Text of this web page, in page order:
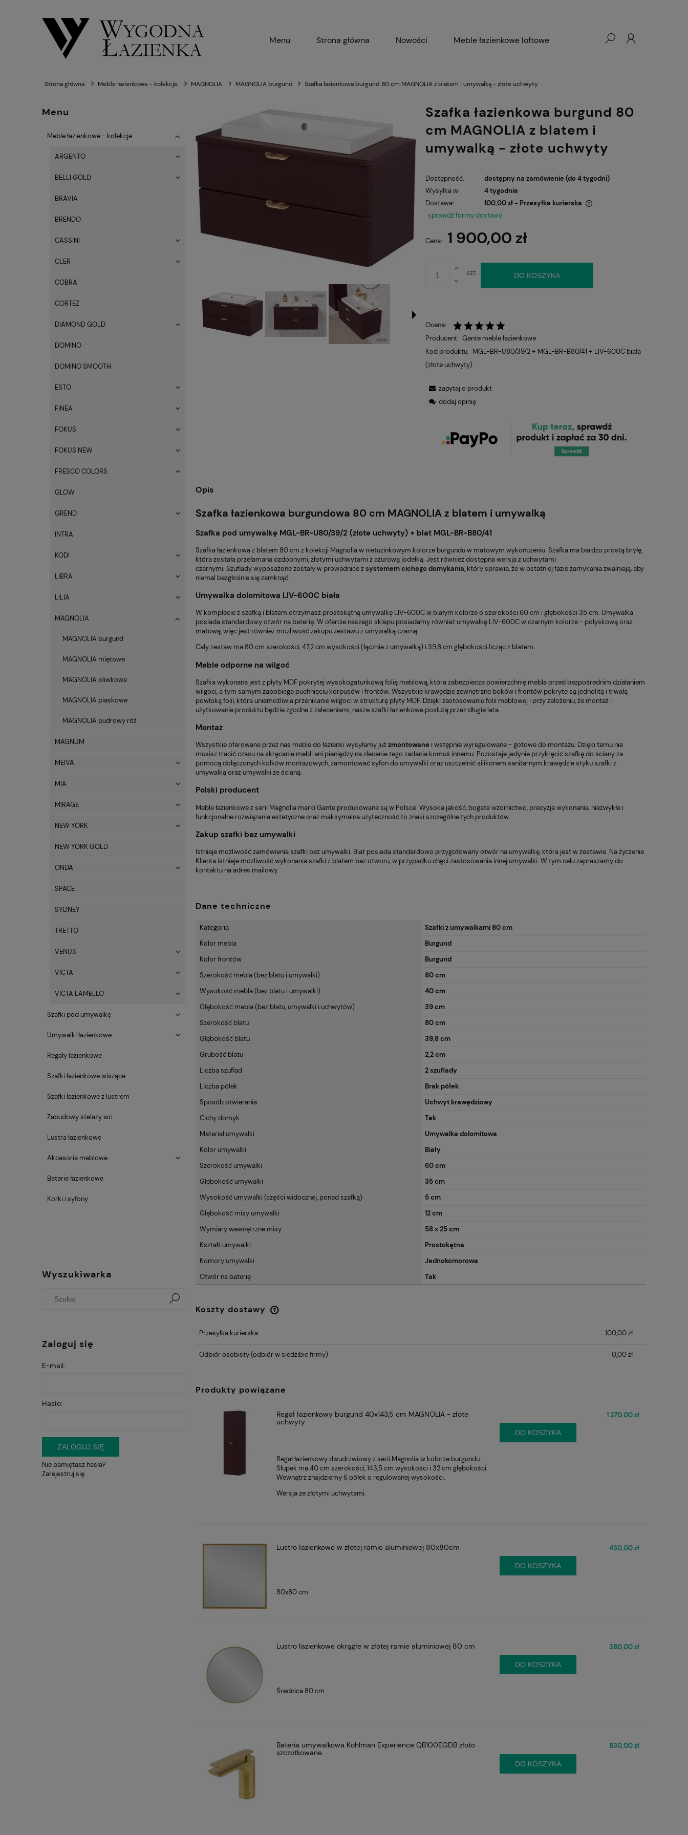
Menu Strona główna Nowości Meble łazienkowe loftowe
Strona główna Meble łazienkowe - kolekcje MAGNOLIA MAGNOLIA burgund Szafka łazienkowa burgund 80 cm MAGNOLIA z blatem i umywalką - złote uchwyty
Menu
Meble łazienkowe - kolekcje
ARGENTO
BELLI GOLD
BRAVIA
BRENDO
CASSINI
CLER
COBRA
CORTEZ
DIAMOND GOLD
DOMINO
DOMINO SMOOTH
ESTO
FINEA
FOKUS
FOKUS NEW
FRESCO COLORS
GLOW
GREND
INTRA
KODI
LIBRA
LILIA
MAGNOLIA
MAGNOLIA burgund
MAGNOLIA miętowe
MAGNOLIA oliwkowe
MAGNOLIA piaskowe
MAGNOLIA pudrowy róż
MAGNUM
MEIVA
MIA
MIRAGE
NEW YORK
NEW YORK GOLD
ONDA
SPACE
SYDNEY
TRETTO
VENUS
VICTA
VICTA LAMELLO
Szafki pod umywalkę
Umywalki łazienkowe
Regały łazienkowe
Szafki łazienkowe wiszące
Szafki łazienkowe z lustrem
Zabudowy stelaży wc
Lustra łazienkowe
Akcesoria meblowe
Baterie łazienkowe
Korki i syfony
Wyszukiwarka
Zaloguj się
E-mail:
Hasło:
ZALOGUJ SIĘ
Nie pamiętasz hasła?
Zarejestruj się
Szafka łazienkowa burgund 80
cm MAGNOLIA z blatem i
umywalką - złote uchwyty
Dostępność:
dostępny na zamówienie (do 4 tygodni)
Wysyłka w:
4 tygodnie
Dostawa:
100,00 zł - Przesyłka kurierska
płatności
sprawdź formy dostawy
Cena: 1 900,00 zł
szt. DO KOSZYKA
Ocena:
Producent: Gante meble łazienkowe
Kod produktu: MGL-BR-U80/39/2 + MGL-BR-B80/41 + LIV-600C biała
(złote uchwyty)
zapytaj o produkt
dodaj opinię
Opis
Szafka łazienkowa burgundowa 80 cm MAGNOLIA z blatem i umywalką
Szafka pod umywalkę MGL-BR-U80/39/2 (złote uchwyty) + blat MGL-BR-B80/41
Szafka łazienkowa z blatem 80 cm z kolekcji Magnolia w nietuzinkowym kolorze burgundu w matowym wykończeniu. Szafka ma bardzo prostą bryłę,
która została przełamana ozdobnymi, złotymi uchwytami z ażurową jodełką. Jest również dostępna wersja z uchwytami
czarnymi. Szufladywyposażone zostały w prowadnice zsystemem cichego domykania, który sprawia, że w ostatniej fazie zamykania zwalniają, aby
niemal bezgłośnie się zamknąć.
Umywalka dolomitowa LIV-600C biała
W komplecie z szafką i blatem otrzymasz prostokątnąumywalkę LIV-600C w białym kolorzeo szerokości 60 cm i głębokości 35 cm. Umywalka
posiada standardowy otwór na baterię. W ofercie naszego sklepu posiadamy również umywalkę LIV-600C w czarnym kolorze - połyskowąoraz
matową, więc jest również możliwość zakupu zestawu z umywalką czarną.
Cały zestaw ma 80 cm szerokości, 47,2 cm wysokości (łącznie z umywalką) i 39,8 cm głębokości licząc z blatem.
Meble odporne na wilgoć
Szafka wykonana jest z płyty MDF pokrytej wysokogatunkową folią meblową, która zabezpiecza powierzchnię mebla przed bezpośrednim działaniem
wilgoci, a tym samym zapobiega puchnięciu korpusów i frontów. Wszystkie krawędzie zewnętrzne boków i frontów pokryte są jednolitą i trwałą
powłoką folii, która uniemożliwia przenikanie wilgoci w strukturę płyty MDF. Dzięki zastosowaniu folii meblowej i przy założeniu, że montaż i
użytkowanie produktu będzie zgodne z zaleceniami, nasze szafki łazienkowe posłużą przez długie lata.
Montaż
Wszystkie oferowane przez nas meble do łazienki wysyłamy jużzmontowane i wstępnie wyregulowane - gotowe do montażu. Dzięki temu nie
musisz tracić czasu na skręcanie mebli ani pieniędzy na zlecenie tego zadania komuś innemu. Pozostaje jedynie przykręcić szafkę do ściany za
pomocą dołączonych kołków montażowych, zamontować syfon do umywalki oraz uszczelnić silikonem sanitarnym krawędzie styku szafki z
umywalką oraz umywalki ze ścianą.
Polski producent
Meble łazienkowe z serii Magnolia marki Gante produkowane są w Polsce. Wysoka jakość, bogate wzornictwo, precyzja wykonania, niezwykłe i
funkcjonalne rozwiązania estetyczne oraz maksymalna użyteczność to znaki szczególne tych produktów.
Zakup szafki bez umywalki
Istnieje możliwość zamówienia szafki bez umywalki. Blat posiada standardowo przygotowany otwór na umywalkę, która jest w zestawie. Na życzenie
Klienta istnieje możliwość wykonania szafki z blatem bez otworu, w przypadku chęci zastosowania innej umywalki. W tym celu zapraszamy do
kontaktu na adres mailowy.
Dane techniczne
Kategoria
Szafki z umywalkami 80 cm
Kolor mebla
Burgund
Kolor frontów
Burgund
Szerokość mebla (bez blatu i umywalki)
80 cm
Wysokość mebla (bez blatu i umywalki)
40 cm
Głębokość mebla (bez blatu, umywalki i uchwytów)
39 cm
Szerokość blatu
80 cm
Głębokość blatu
39,8 cm
Grubość blatu
2,2 cm
Liczba szuflad
2 szuflady
Liczba półek
Brak półek
Sposób otwierania
Uchwyt krawędziowy
Cichy domyk
Tak
Materiał umywalki
Umywalka dolomitowa
Kolor umywalki
Biały
Szerokość umywalki
60 cm
Głębokość umywalki
35 cm
Wysokość umywalki (części widocznej, ponad szafką)
5 cm
Głębokość misy umywalki
12 cm
Wymiary wewnętrzne misy
58 x 25 cm
Kształt umywalki
Prostokątna
Komory umywalki
Jednokomorowa
Otwór na baterię
Tak
Koszty dostawy
Przesyłka kurierska 100,00 zł
Odbiór osobisty(odbiór w siedzibie firmy) 0,00 zł
Produkty powiązane
Regał łazienkowy burgund 40x143,5 cm MAGNOLIA - złote
uchwyty
Regał łazienkowy dwudrzwiowy z serii Magnolia w kolorze burgundu.
Słupek ma 40 cm szerokości, 143,5 cm wysokości i 32 cm głębokości.
Wewnątrz znajdziemy 6 półek o regulowanej wysokości.
Wersja ze złotymi uchwytami.
1 270,00 zł
DO KOSZYKA
Lustro łazienkowe w złotej ramie aluminiowej 80x80cm
80x80 cm
430,00 zł
DO KOSZYKA
Lustro łazienkowe okrągłe w złotej ramie aluminiowej 80 cm
Średnica 80 cm
380,00 zł
DO KOSZYKA
Bateria umywalkowa Kohlman Experience QB100EGDB złoto
szczotkowane
830,00 zł
DO KOSZYKA